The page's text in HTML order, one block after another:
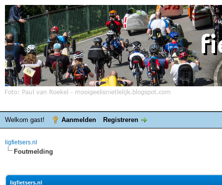
Welkom gast! Aanmelden Registreren
ligfietsers.nl
Foutmelding
ligfietsers.nl